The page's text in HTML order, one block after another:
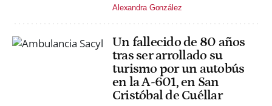
Alexandra González
Un fallecido de 80 años
tras ser arrollado su
turismo por un autobús
en la A-601, en San
Cristóbal de Cuéllar